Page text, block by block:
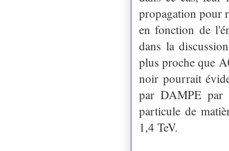
propagation pour
en fonction de
dans la
plus proche que
noir pourrait
par DAMPE par
particule de
1,4 TeV.